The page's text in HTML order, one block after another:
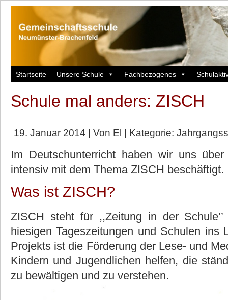
Startseite Unsere Schule Fachbezogenes
Schule mal anders: ZISCH
19. Januar 2014 | Von El | Kategorie:
Im Deutschunterricht haben wir uns
intensiv mit dem Thema ZISCH beschäftigt.
Was ist ZISCH?
ZISCH steht für ,,Zeitung in der
hiesigen Tageszeitungen und Schulen ins
Projekts ist die Förderung der Lese- und
Kindern und Jugendlichen helfen, die
zu bewältigen und zu verstehen.